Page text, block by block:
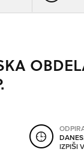
REGIJA
IZPIŠI